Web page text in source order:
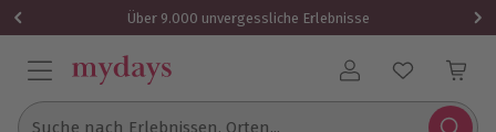
Über 9.000 unvergessliche Erlebnisse
Benutzerkonto
Suche nach Erlebnissen, Orten...